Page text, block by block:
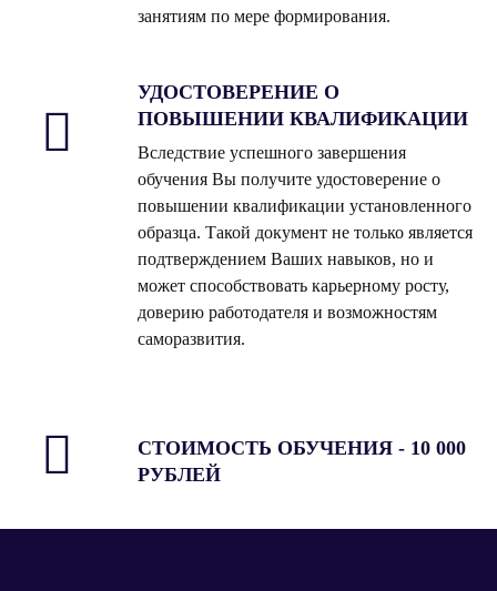
занятиям по мере формирования.
УДОСТОВЕРЕНИЕ О
ПОВЫШЕНИИ КВАЛИФИКАЦИИ
Вследствие успешного завершения
обучения Вы получите удостоверение о
повышении квалификации установленного
образца. Такой документ не только является
подтверждением Ваших навыков, но и
может способствовать карьерному росту,
доверию работодателя и возможностям
саморазвития.
СТОИМОСТЬ ОБУЧЕНИЯ - 10 000
РУБЛЕЙ